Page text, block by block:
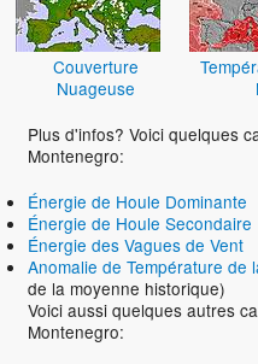
Couverture
Nuageuse
Plus d'infos? Voici quelques
Montenegro:
Énergie de Houle Dominante
Énergie de Houle Secondaire
Énergie des Vagues de Vent
Anomalie de Température de
de la moyenne historique)
Voici aussi quelques autres
Montenegro: